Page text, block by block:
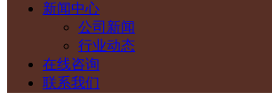
新闻中心
公司新闻
行业动态
在线咨询
联系我们